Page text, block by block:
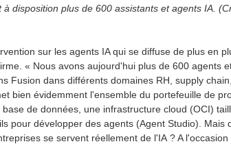
disposition plus de 600 assistants et agents IA.
sur les agents IA qui se diffuse de plus en
« Nous avons aujourd'hui plus de 600 agents
Fusion dans différents domaines RH, supply chain,
bien évidemment l'ensemble du portefeuille de
de données, une infrastructure cloud (OCI)
pour développer des agents (Agent Studio). Mais
se servent réellement de l'IA ? A l'occasion